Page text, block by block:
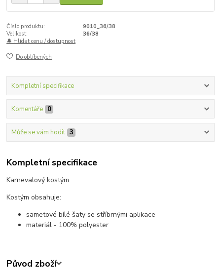
Číslo produktu:
9010_36/38
Velikost:
36/38
🔔 Hlídat cenu / dostupnost
Do oblíbených
Kompletní specifikace
Komentáře 0
Může se vám hodit 3
Kompletní specifikace
Karnevalový kostým
Kostým obsahuje:
sametové bílé šaty se stříbrnými aplikace
materiál - 100% polyester
Původ zboží